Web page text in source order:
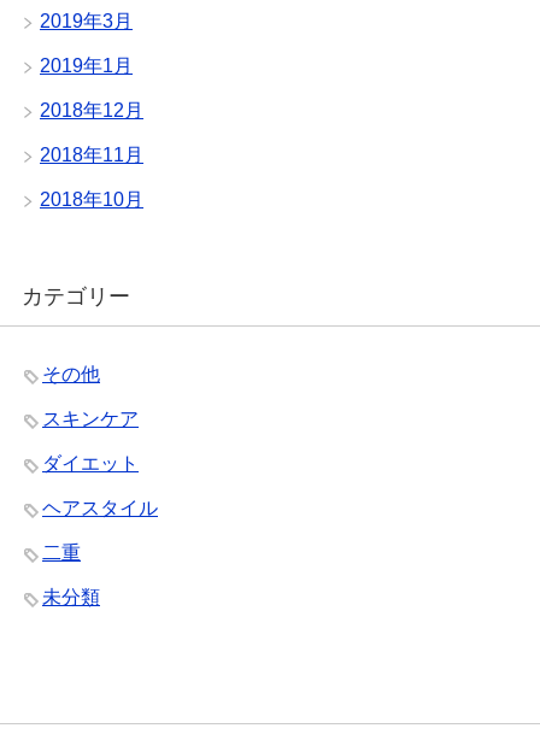
2019年3月
2019年1月
2018年12月
2018年11月
2018年10月
カテゴリー
その他
スキンケア
ダイエット
ヘアスタイル
二重
未分類